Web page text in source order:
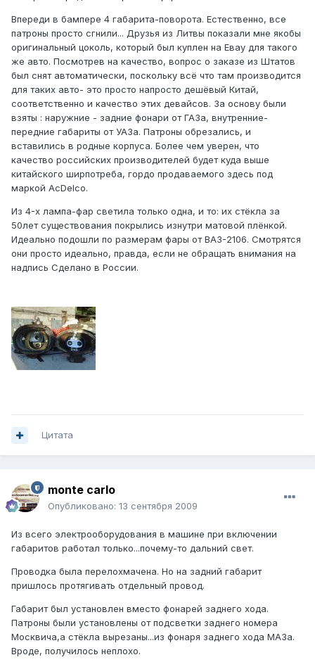
Впереди в бампере 4 габарита-поворота. Естественно, все
патроны просто сгнили... Друзья из Литвы показали мне якобы
оригинальный цоколь, который был куплен на Евау для такого
же авто. Посмотрев на качество, вопрос о заказе из Штатов
был снят автоматически, поскольку всё что там производится
для таких авто- это просто напросто дешёвый Китай,
соответственно и качество этих девайсов. За основу были
взяты : наружние - задние фонари от ГАЗа, внутренние-
передние габариты от УАЗа. Патроны обрезались, и
вставились в родные корпуса. Более чем уверен, что
качество российских производителей будет куда выше
китайского ширпотреба, гордо продаваемого здесь под
маркой AcDelco.
Из 4-х лампа-фар светила только одна, и то: их стёкла за
50лет существования покрылись изнутри матовой плёнкой.
Идеально подошли по размерам фары от ВАЗ-2106. Смотрятся
они просто идеально, правда, если не обращать внимания на
надпись Сделано в России.
Цитата
monte carlo
Опубликовано: 13 сентября 2009
Из всего электрооборудования в машине при включении
габаритов работал только...почему-то дальний свет.
Проводка была перелохмачена. Но на задний габарит
пришлось протягивать отдельный провод.
Габарит был установлен вместо фонарей заднего хода.
Патроны были установлены от подсветки заднего номера
Москвича,а стёкла вырезаны...из фонаря заднего хода МАЗа.
Вроде, получилось неплохо.